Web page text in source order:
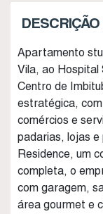
Apartamento
Vila, ao Hospital
Centro de
estratégica,
comércios e
padarias, lojas e
Residence, um
completa, o
com garagem,
área gourmet e